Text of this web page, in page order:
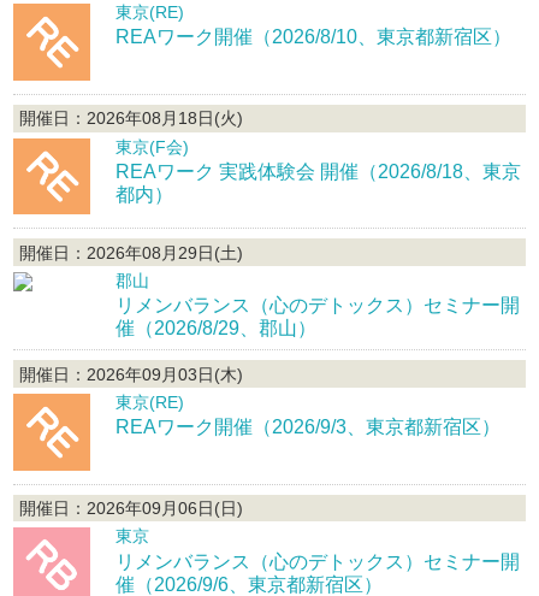
東京(RE)
REAワーク開催（2026/8/10、東京都新宿区）
開催日：2026年08月18日(火)
東京(F会)
REAワーク 実践体験会 開催（2026/8/18、東京
都内）
開催日：2026年08月29日(土)
郡山
リメンバランス（心のデトックス）セミナー開
催（2026/8/29、郡山）
開催日：2026年09月03日(木)
東京(RE)
REAワーク開催（2026/9/3、東京都新宿区）
開催日：2026年09月06日(日)
東京
リメンバランス（心のデトックス）セミナー開
催（2026/9/6、東京都新宿区）